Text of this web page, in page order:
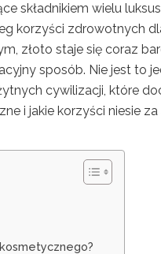
składnikiem wielu
korzyści zdrowotnych
złoto staje się coraz
sposób. Nie jest to
cywilizacji, które
i jakie korzyści niesie